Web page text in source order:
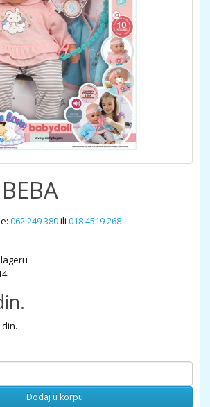
062 249 380ili 018 4519 268
din.
Dodaj u korpu